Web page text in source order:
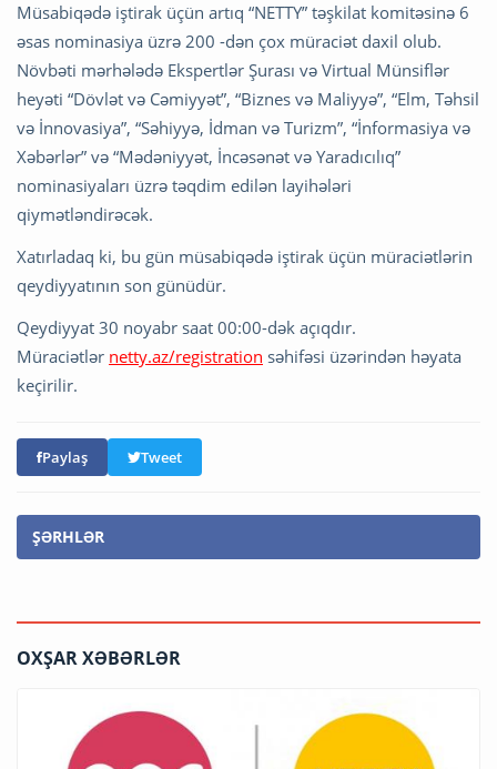
Müsabiqədə iştirak üçün artıq “NETTY” təşkilat komitəsinə 6
əsas nominasiya üzrə 200 -dən çox müraciət daxil olub.
Növbəti mərhələdə Ekspertlər Şurası və Virtual Münsiflər
heyəti “Dövlət və Cəmiyyət”, “Biznes və Maliyyə”, “Elm, Təhsil
və İnnovasiya”, “Səhiyyə, İdman və Turizm”, “İnformasiya və
Xəbərlər” və “Mədəniyyət, İncəsənət və Yaradıcılıq”
nominasiyaları üzrə təqdim edilən layihələri
qiymətləndirəcək.
Xatırladaq ki, bu gün müsabiqədə iştirak üçün müraciətlərin
qeydiyyatının son günüdür.
Qeydiyyat 30 noyabr saat 00:00-dək açıqdır.
Müraciətlər netty.az/registration səhifəsi üzərindən həyata
keçirilir.
Paylaş Tweet
ŞƏRHLƏR
OXŞAR XƏBƏRLƏR